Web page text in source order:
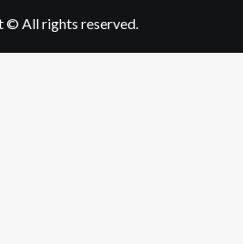
© All rights reserved.